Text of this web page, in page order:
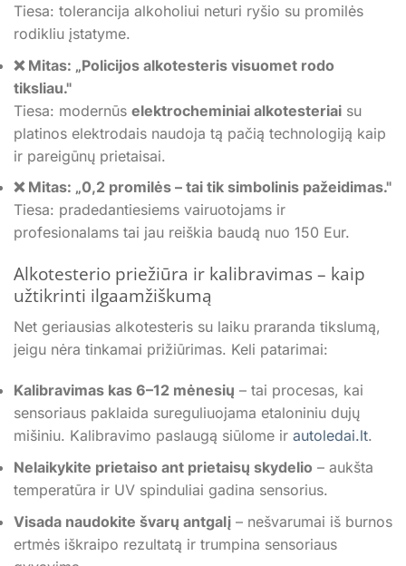
Tiesa: tolerancija alkoholiui neturi ryšio su promilės
rodikliu įstatyme.
❌ Mitas: „Policijos alkotesteris visuomet rodo
tiksliau."
Tiesa: modernūs elektrocheminiai alkotesteriai su
platinos elektrodais naudoja tą pačią technologiją kaip
ir pareigūnų prietaisai.
❌ Mitas: „0,2 promilės – tai tik simbolinis pažeidimas."
Tiesa: pradedantiesiems vairuotojams ir
profesionalams tai jau reiškia baudą nuo 150 Eur.
Alkotesterio priežiūra ir kalibravimas – kaip
užtikrinti ilgaamžiškumą
Net geriausias alkotesteris su laiku praranda tikslumą,
jeigu nėra tinkamai prižiūrimas. Keli patarimai:
Kalibravimas kas 6–12 mėnesių – tai procesas, kai
sensoriaus paklaida sureguliuojama etaloniniu dujų
mišiniu. Kalibravimo paslaugą siūlome ir autoledai.lt.
Nelaikykite prietaiso ant prietaisų skydelio – aukšta
temperatūra ir UV spinduliai gadina sensorius.
Visada naudokite švarų antgalį – nešvarumai iš burnos
ertmės iškraipo rezultatą ir trumpina sensoriaus